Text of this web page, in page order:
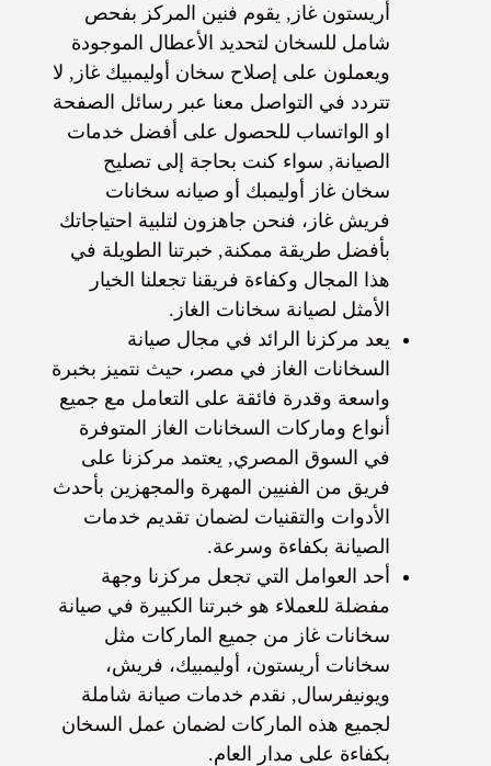
أريستون غاز, يقوم فنين المركز بفحص
شامل للسخان لتحديد الأعطال الموجودة
ويعملون على إصلاح سخان أوليمبيك غاز , لا
تتردد في التواصل معنا عبر رسائل الصفحة
او الواتساب للحصول على أفضل خدمات
الصيانة, سواء كنت بحاجة إلى تصليح
سخان غاز أوليمبك أو صيانه سخانات
فريش غاز ، فنحن جاهزون لتلبية احتياجاتك
بأفضل طريقة ممكنة, خبرتنا الطويلة في
هذا المجال وكفاءة فريقنا تجعلنا الخيار
الأمثل لصيانة سخانات الغاز .
يعد مركزنا الرائد في مجال صيانة
السخانات الغاز في مصر، حيث نتميز بخبرة
واسعة وقدرة فائقة على التعامل مع جميع
أنواع وماركات السخانات الغاز المتوفرة
في السوق المصري, يعتمد مركزنا على
فريق من الفنيين المهرة والمجهزين بأحدث
الأدوات والتقنيات لضمان تقديم خدمات
الصيانة بكفاءة وسرعة.
أحد العوامل التي تجعل مركزنا وجهة
مفضلة للعملاء هو خبرتنا الكبيرة في صيانة
سخانات غاز من جميع الماركات مثل
سخانات أريستون، أوليمبيك، فريش،
ويونيفرسال, نقدم خدمات صيانة شاملة
لجميع هذه الماركات لضمان عمل السخان
بكفاءة على مدار العام.